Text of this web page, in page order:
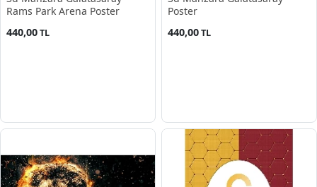
Rams Park Arena Poster
440,00TL
Poster
440,00TL